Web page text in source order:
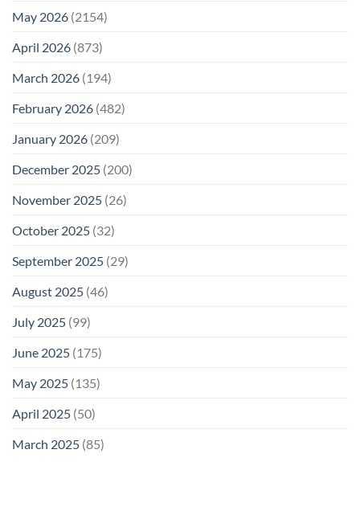
May 2026 (2154)
April 2026 (873)
March 2026 (194)
February 2026 (482)
January 2026 (209)
December 2025 (200)
November 2025 (26)
October 2025 (32)
September 2025 (29)
August 2025 (46)
July 2025 (99)
June 2025 (175)
May 2025 (135)
April 2025 (50)
March 2025 (85)